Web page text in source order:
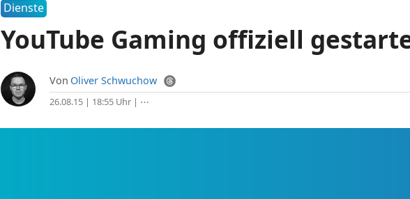
Dienste
YouTube Gaming offiziell
Von Oliver Schwuchow
26.08.15 | 18:55 Uhr| ⋯